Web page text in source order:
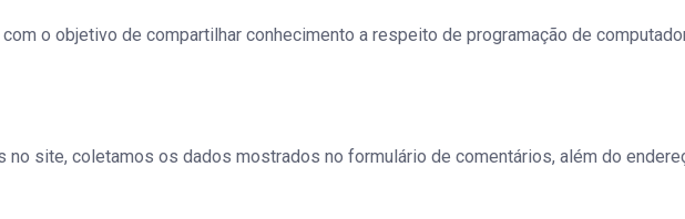
o objetivo de compartilhar conhecimento a respeito de programação de
site, coletamos os dados mostrados no formulário de comentários, além do